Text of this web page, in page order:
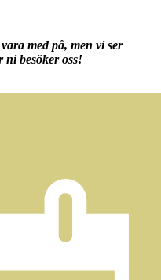
med på, men vi ser
ni besöker oss!